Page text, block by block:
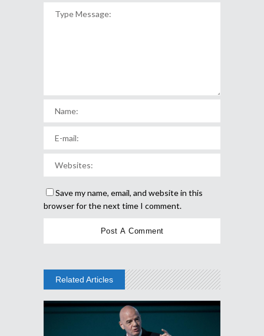
Save my name, email, and website in this
browser for the next time I comment.
Related Articles